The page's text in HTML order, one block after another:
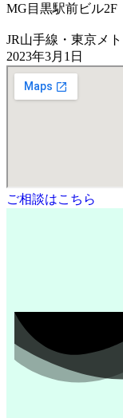
MG目黒駅前ビル2F
JR山手線・東京メ
2023年3月1日
ご相談はこちら